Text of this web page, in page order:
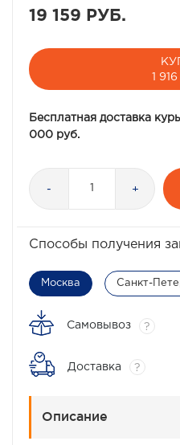
19 159 РУБ.
1
Бесплатная доставка
000 руб.
- +
Способы получения
Москва Санкт-
Самовывоз ?
Доставка ?
Описание